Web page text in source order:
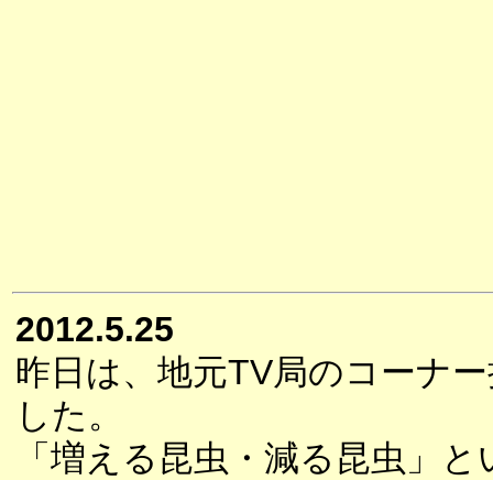
2012.5.25
昨日は、地元TV局のコーナ
した。
「増える昆虫・減る昆虫」